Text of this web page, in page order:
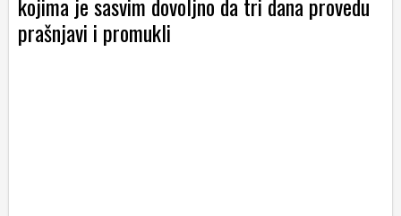
prašnjavi i promukli